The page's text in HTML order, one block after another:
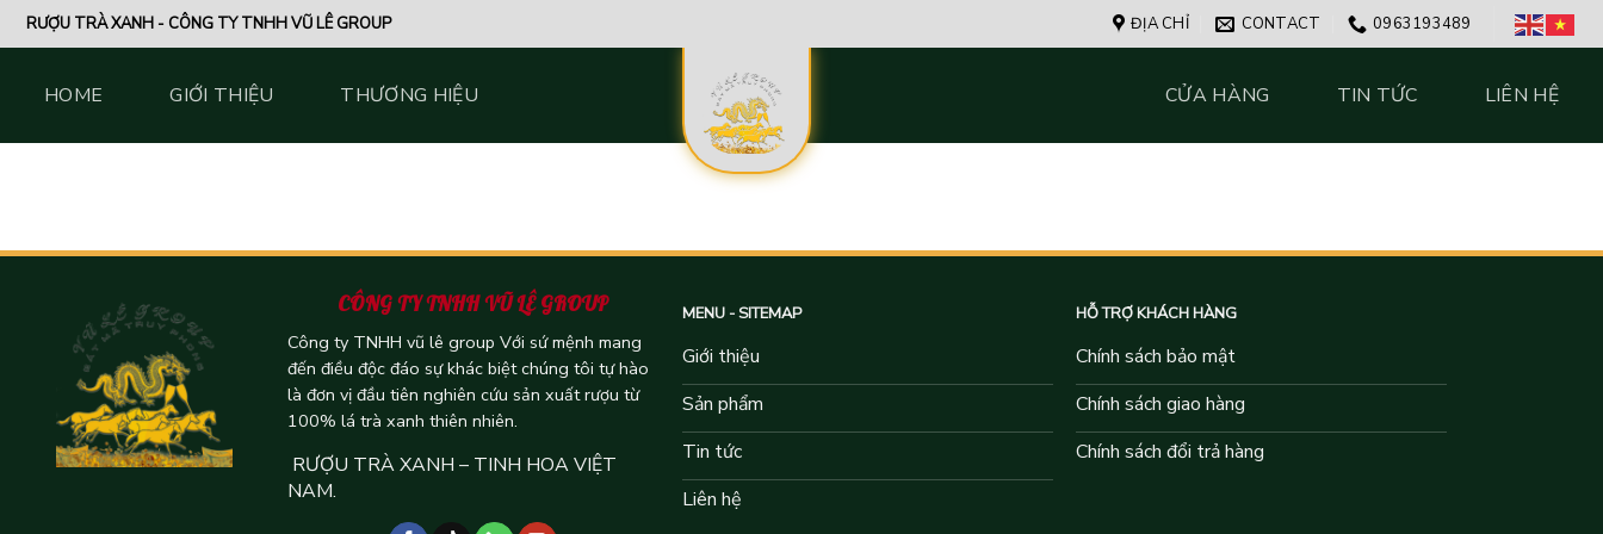
SkipRƯỢU TRÀ XANH - CÔNG TY TNHH VŨ LÊ GROUP ĐỊA CHỈ CONTACT 0963193489
HOME GIỚI THIỆU THƯƠNG HIỆU CỬA HÀNG TIN TỨC LIÊN HỆ
CÔNG TY TNHH VŨ LÊ GROUP
Công ty TNHH vũ lê group Với sứ mệnh mang
đến điều độc đáo sự khác biệt chúng tôi tự hào
là đơn vị đầu tiên nghiên cứu sản xuất rượu từ
100% lá trà xanh thiên nhiên.
RƯỢU TRÀ XANH – TINH HOA VIỆT
NAM.
MENU - SITEMAP
Giới thiệu
Sản phẩm
Tin tức
Liên hệ
HỖ TRỢ KHÁCH HÀNG
Chính sách bảo mật
Chính sách giao hàng
Chính sách đổi trả hàng